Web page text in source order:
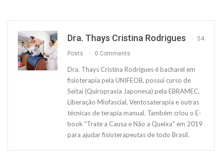
Dra. Thays Cristina Rodrigues 54
Posts 0 Comments
Dra. Thays Cristina Rodrigues é bacharel em
fisioterapia pela UNIFEOB, possui curso de
Seitai (Quiropraxia Japonesa) pela EBRAMEC,
Liberação Miofascial, Ventosaterapia e outras
técnicas de terapia manual. Também criou o E-
book "Trate a Causa e Não a Queixa" em 2019
para ajudar fisioterapeutas de todo Brasil.